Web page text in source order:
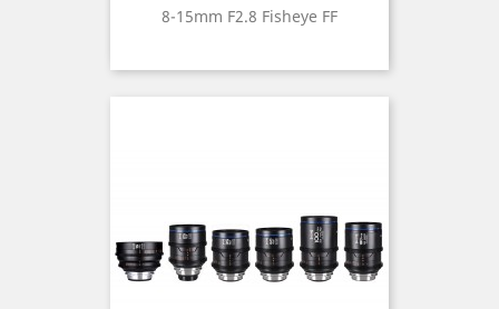
8-15mm F2.8 Fisheye FF